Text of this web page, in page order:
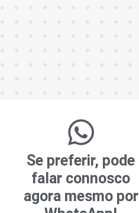
Se preferir, pode
falar connosco
agora mesmo por